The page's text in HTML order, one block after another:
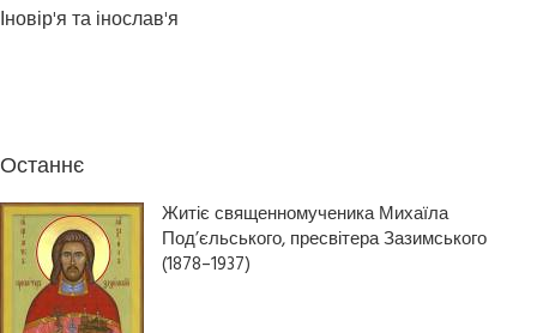
Іновір'я та інослав'я
Останнє
Житіє священномученика Михаїла
Под’єльського, пресвітера Зазимського
(1878–1937)